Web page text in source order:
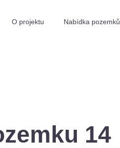
O projektu Nabídka pozemků
14